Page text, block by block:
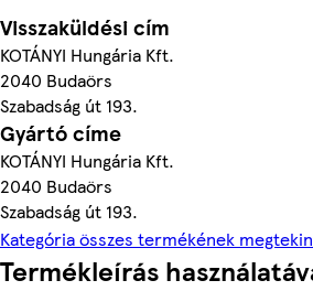
Visszaküldési cím
KOTÁNYI Hungária Kft.
2040 Budaörs
Szabadság út 193.
Gyártó címe
KOTÁNYI Hungária Kft.
2040 Budaörs
Szabadság út 193.
Kategória összes termékének
Termékleírás